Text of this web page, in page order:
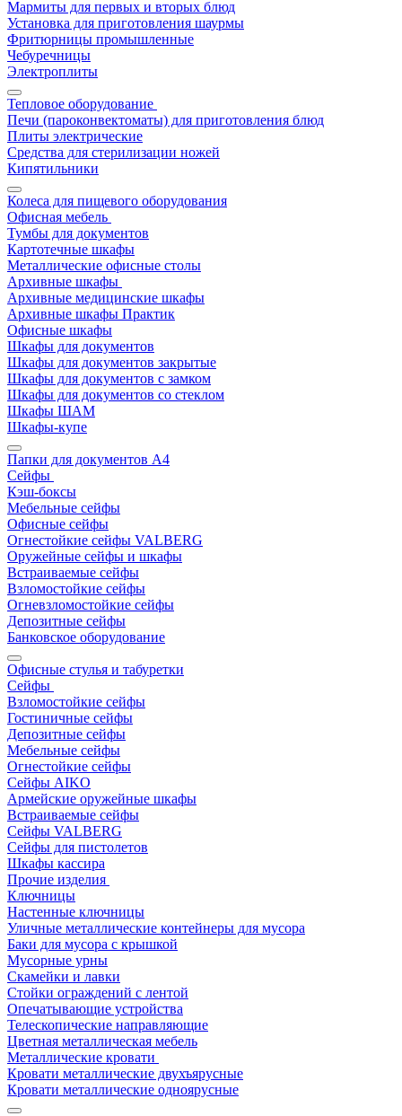
Мармиты для первых и вторых блюд
Установка для приготовления шаурмы
Фритюрницы промышленные
Чебуречницы
Электроплиты
Тепловое оборудование
Печи (пароконвектоматы) для приготовления блюд
Плиты электрические
Средства для стерилизации ножей
Кипятильники
Колеса для пищевого оборудования
Офисная мебель
Тумбы для документов
Картотечные шкафы
Металлические офисные столы
Архивные шкафы
Архивные медицинские шкафы
Архивные шкафы Практик
Офисные шкафы
Шкафы для документов
Шкафы для документов закрытые
Шкафы для документов с замком
Шкафы для документов со стеклом
Шкафы ШАМ
Шкафы-купе
Папки для документов A4
Сейфы
Кэш-боксы
Мебельные сейфы
Офисные сейфы
Огнестойкие сейфы VALBERG
Оружейные сейфы и шкафы
Встраиваемые сейфы
Взломостойкие сейфы
Огневзломостойкие сейфы
Депозитные сейфы
Банковское оборудование
Офисные стулья и табуретки
Сейфы
Взломостойкие сейфы
Гостиничные сейфы
Депозитные сейфы
Мебельные сейфы
Огнестойкие сейфы
Сейфы AIKO
Армейские оружейные шкафы
Встраиваемые сейфы
Сейфы VALBERG
Сейфы для пистолетов
Шкафы кассира
Прочие изделия
Ключницы
Настенные ключницы
Уличные металлические контейнеры для мусора
Баки для мусора с крышкой
Мусорные урны
Скамейки и лавки
Стойки ограждений с лентой
Опечатывающие устройства
Телескопические направляющие
Цветная металлическая мебель
Металлические кровати
Кровати металлические двухъярусные
Кровати металлические одноярусные